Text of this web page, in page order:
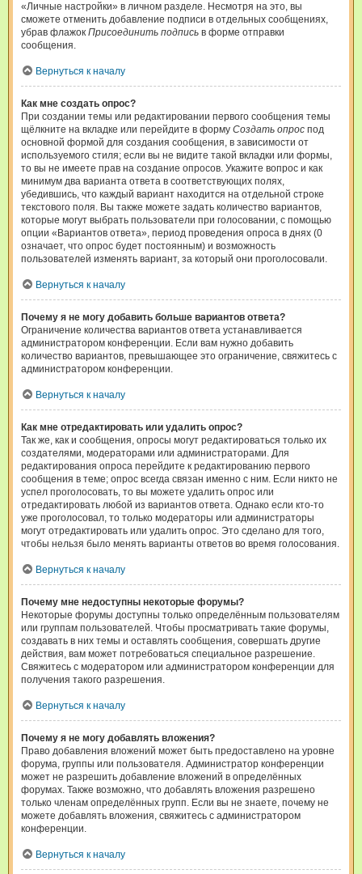
«Личные настройки» в личном разделе. Несмотря на это, вы
сможете отменить добавление подписи в отдельных сообщениях,
убрав флажок Присоединить подпись в форме отправки
сообщения.
Вернуться к началу
Как мне создать опрос?
При создании темы или редактировании первого сообщения темы
щёлкните на вкладке или перейдите в форму Создать опрос под
основной формой для создания сообщения, в зависимости от
используемого стиля; если вы не видите такой вкладки или формы,
то вы не имеете прав на создание опросов. Укажите вопрос и как
минимум два варианта ответа в соответствующих полях,
убедившись, что каждый вариант находится на отдельной строке
текстового поля. Вы также можете задать количество вариантов,
которые могут выбрать пользователи при голосовании, с помощью
опции «Вариантов ответа», период проведения опроса в днях (0
означает, что опрос будет постоянным) и возможность
пользователей изменять вариант, за который они проголосовали.
Вернуться к началу
Почему я не могу добавить больше вариантов ответа?
Ограничение количества вариантов ответа устанавливается
администратором конференции. Если вам нужно добавить
количество вариантов, превышающее это ограничение, свяжитесь с
администратором конференции.
Вернуться к началу
Как мне отредактировать или удалить опрос?
Так же, как и сообщения, опросы могут редактироваться только их
создателями, модераторами или администраторами. Для
редактирования опроса перейдите к редактированию первого
сообщения в теме; опрос всегда связан именно с ним. Если никто не
успел проголосовать, то вы можете удалить опрос или
отредактировать любой из вариантов ответа. Однако если кто-то
уже проголосовал, то только модераторы или администраторы
могут отредактировать или удалить опрос. Это сделано для того,
чтобы нельзя было менять варианты ответов во время голосования.
Вернуться к началу
Почему мне недоступны некоторые форумы?
Некоторые форумы доступны только определённым пользователям
или группам пользователей. Чтобы просматривать такие форумы,
создавать в них темы и оставлять сообщения, совершать другие
действия, вам может потребоваться специальное разрешение.
Свяжитесь с модератором или администратором конференции для
получения такого разрешения.
Вернуться к началу
Почему я не могу добавлять вложения?
Право добавления вложений может быть предоставлено на уровне
форума, группы или пользователя. Администратор конференции
может не разрешить добавление вложений в определённых
форумах. Также возможно, что добавлять вложения разрешено
только членам определённых групп. Если вы не знаете, почему не
можете добавлять вложения, свяжитесь с администратором
конференции.
Вернуться к началу